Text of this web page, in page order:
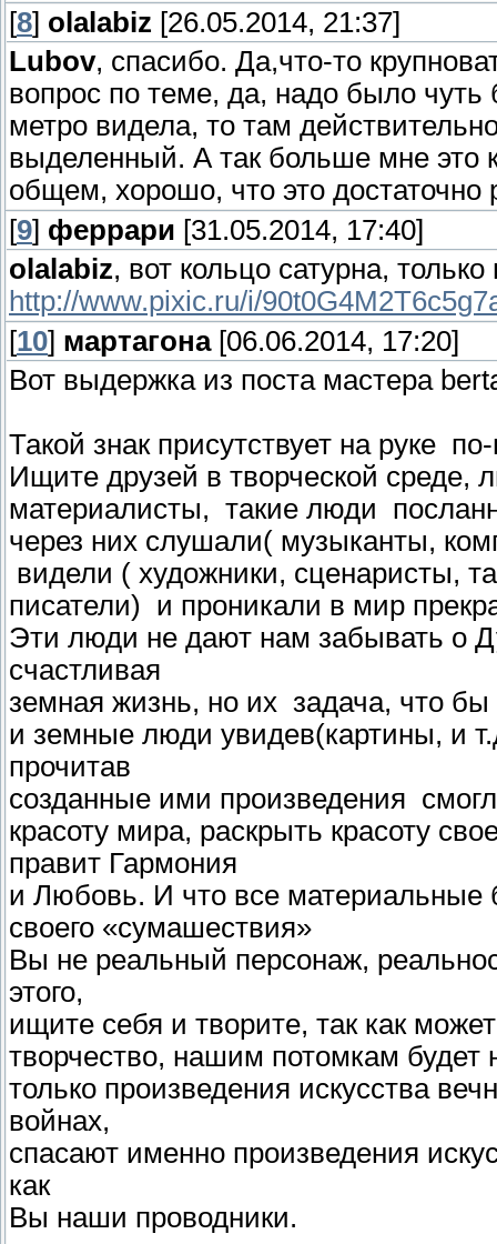
[8] olalabiz [26.05.2014, 21:37]
Lubov, спасибо. Да,что-то
вопрос по теме, да, надо было чуть
метро видела, то там
выделенный. А так больше мне это
общем, хорошо, что это достаточно
[9] феррари [31.05.2014, 17:40]
olalabiz, вот кольцо сатурна,
http://www.pixic.ru/i/
[10] мартагона[06.06.2014, 17:20]
Вот выдержка из поста мастера
Такой знак присутствует на руке
Ищите друзей в творческой среде,
материалисты, такие люди
через них слушали( музыканты,
видели ( художники, сценаристы,
писатели) и проникали в мир
Эти люди не дают нам забывать о
счастливая
земная жизнь, но их задача, что
и земные люди увидев(картины, и
прочитав
созданные ими произведения
красоту мира, раскрыть красоту
правит Гармония
и Любовь. И что все материальные
своего «сумашествия»
Вы не реальный персонаж,
этого,
ищите себя и творите, так как
творчество, нашим потомкам будет
только произведения искусства
войнах,
спасают именно произведения
как
Вы наши проводники.